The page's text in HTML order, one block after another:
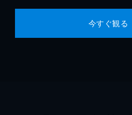
今すぐ観る